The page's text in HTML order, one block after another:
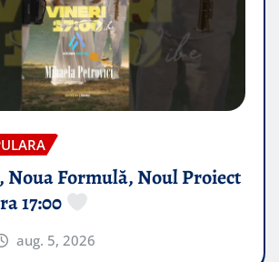
Noua Formulă, Noul Proiect
17:00
aug. 5, 2026